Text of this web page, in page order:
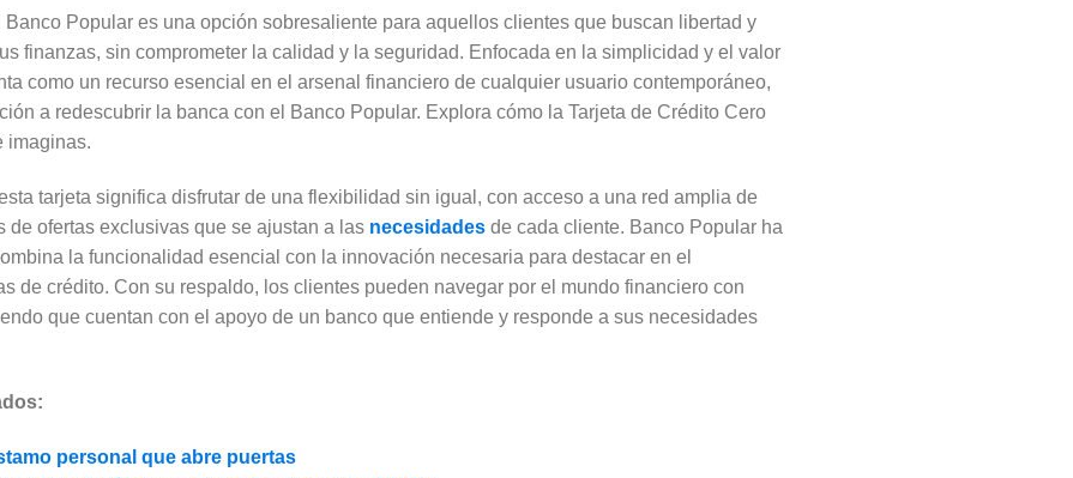
Banco Popular es una opción sobresaliente para aquellos clientes que buscan libertad y
finanzas, sin comprometer la calidad y la seguridad. Enfocada en la simplicidad y el valor
como un recurso esencial en el arsenal financiero de cualquier usuario contemporáneo,
a redescubrir la banca con el Banco Popular. Explora cómo la Tarjeta de Crédito Cero
imaginas.
tarjeta significa disfrutar de una flexibilidad sin igual, con acceso a una red amplia de
de ofertas exclusivas que se ajustan a las necesidades de cada cliente. Banco Popular ha
la funcionalidad esencial con la innovación necesaria para destacar en el
de crédito. Con su respaldo, los clientes pueden navegar por el mundo financiero con
que cuentan con el apoyo de un banco que entiende y responde a sus necesidades
personal que abre puertas